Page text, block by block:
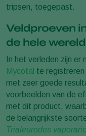
tripsen, toegepast.
Veldproeven
de hele wereld
In het verleden zijn
Mycotal te
met zeer goede
voorbeelden van de
met dit product,
de belangrijkste
Trialeurodes